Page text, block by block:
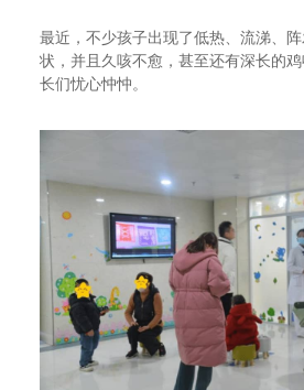
最近，不少孩子出现了低热、流涕、
状，并且久咳不愈，甚至还有深长的
长们忧心忡忡。